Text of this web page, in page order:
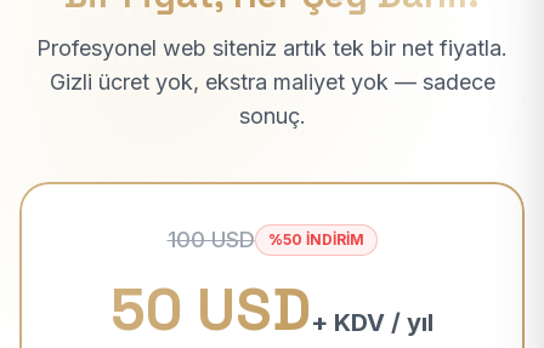
Profesyonel web siteniz artık tek bir net fiyatla.
Gizli ücret yok, ekstra maliyet yok — sadece
sonuç.
100 USD %50 İNDİRİM
50 USD+ KDV / yıl